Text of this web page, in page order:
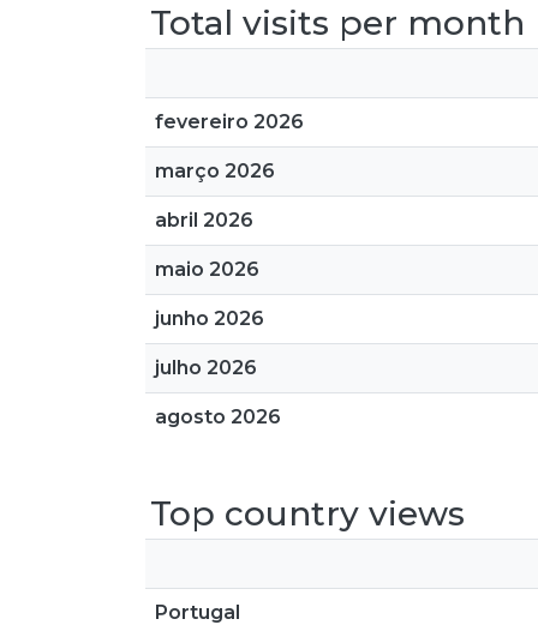
Total visits per month
fevereiro 2026
março 2026
abril 2026
maio 2026
junho 2026
julho 2026
agosto 2026
Top country views
Portugal